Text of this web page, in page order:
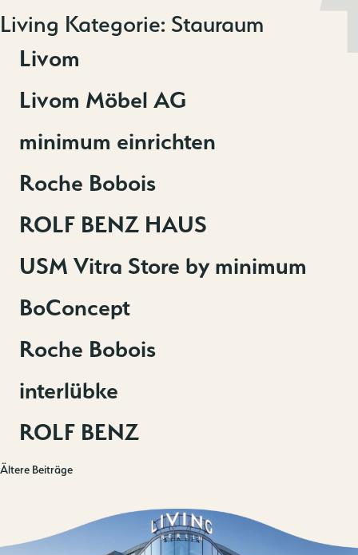
Zum
Inhalt
MENU
Living Kategorie: Stauraum
Livom
Livom Möbel AG
minimum einrichten
Roche Bobois
ROLF BENZ HAUS
USM Vitra Store by minimum
BoConcept
Roche Bobois
interlübke
ROLF BENZ
Beitragsnavigation
Ältere Beiträge